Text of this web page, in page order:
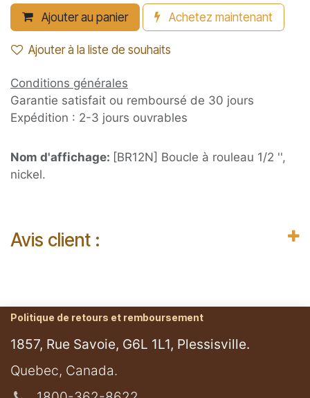
Ajouter au panier Achetez maintenant
Ajouter à la liste de souhaits
Conditions générales
Garantie satisfait ou remboursé de 30 jours
Expédition : 2-3 jours ouvrables
Nom d'affichage: [BR12N] Boucle à rouleau 1/2 '',
nickel.
Avis client :
Politique de retours et remboursement
1857, Rue Savoie, G6L 1L1, Plessisville.
​Quebec, Canada.